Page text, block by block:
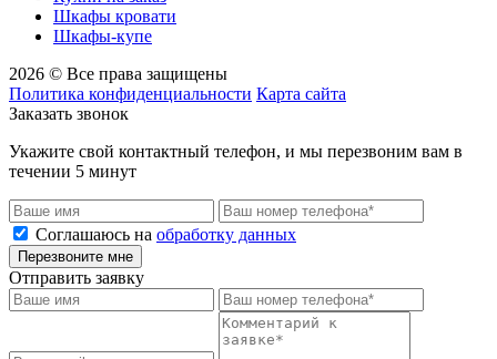
Шкафы кровати
Шкафы-купе
2026 © Все права защищены
Политика конфиденциальности Карта сайта
Заказать звонок
Укажите свой контактный телефон, и мы перезвоним вам в
течении 5 минут
Соглашаюсь на обработку данных
Перезвоните мне
Отправить заявку